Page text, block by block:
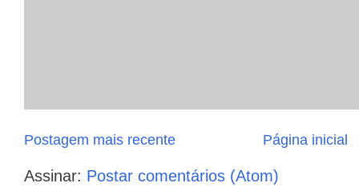
Postagem mais recente Página inicial
Assinar: Postar comentários (Atom)